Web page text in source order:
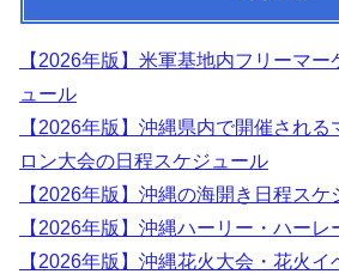
【2026年版】米軍基地内フリーマ
ュール
【2026年版】沖縄県内で開催され
ロン大会の日程スケジュール
【2026年版】沖縄の海開き日程スケ
【2026年版】沖縄ハーリー・ハー
【2026年版】沖縄花火大会・花火イ